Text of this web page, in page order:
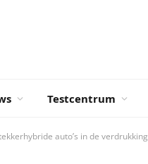
Testcentrum
auto’s in de verdrukking